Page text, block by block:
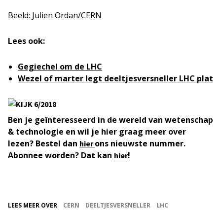
Beeld: Julien Ordan/CERN
Lees ook:
Gegiechel om de LHC
Wezel of marter legt deeltjesversneller LHC plat
Ben je geïnteresseerd in de wereld van wetenschap
& technologie en wil je hier graag meer over
lezen? Bestel dan hierons nieuwste nummer.
Abonnee worden? Dat kan hier!
LEES MEER OVER CERN DEELTJESVERSNELLER
LHC